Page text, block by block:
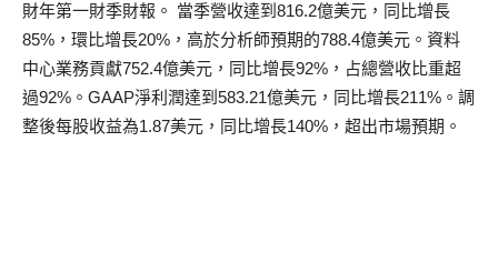
財年第一財季財報。 當季營收達到 816.2億美元，同比增長
85% ，環比增長20% ，高於分析師預期的788.4億美元。資料
中心業務貢獻752.4億美元，同比增長92% ，占總營收比重超
過92% 。 GAAP淨利潤達到 583.21億美元，同比增長211% 。調
整後每股收益為1.87美元，同比增長140% ，超出市場預期。